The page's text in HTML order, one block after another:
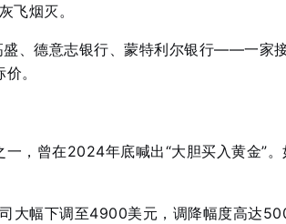
飞烟灭。
盛、德意志银行、蒙特利尔银行——一家
。
，曾在2024年底喊出“大胆买入黄金”
大幅下调至4900美元，调降幅度高达